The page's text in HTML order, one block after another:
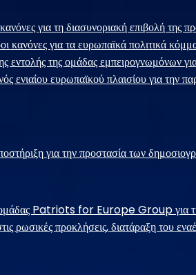
για τη διασυνοριακή επιβολή
κανόνες για τα ευρωπαϊκά πολιτικά
εντολής της ομάδας εμπειρογνωμόνων
ενιαίου ευρωπαϊκού πλαισίου για την
για την προστασία των
Patriots for Europe Group για
ρωσικές προκλήσεις, διατάραξη του